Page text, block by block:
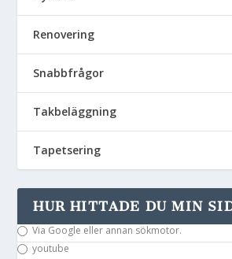
Renovering
Snabbfrågor
Takbeläggning
Tapetsering
HUR HITTADE DU MIN
Via Google eller annan sökmotor.
youtube